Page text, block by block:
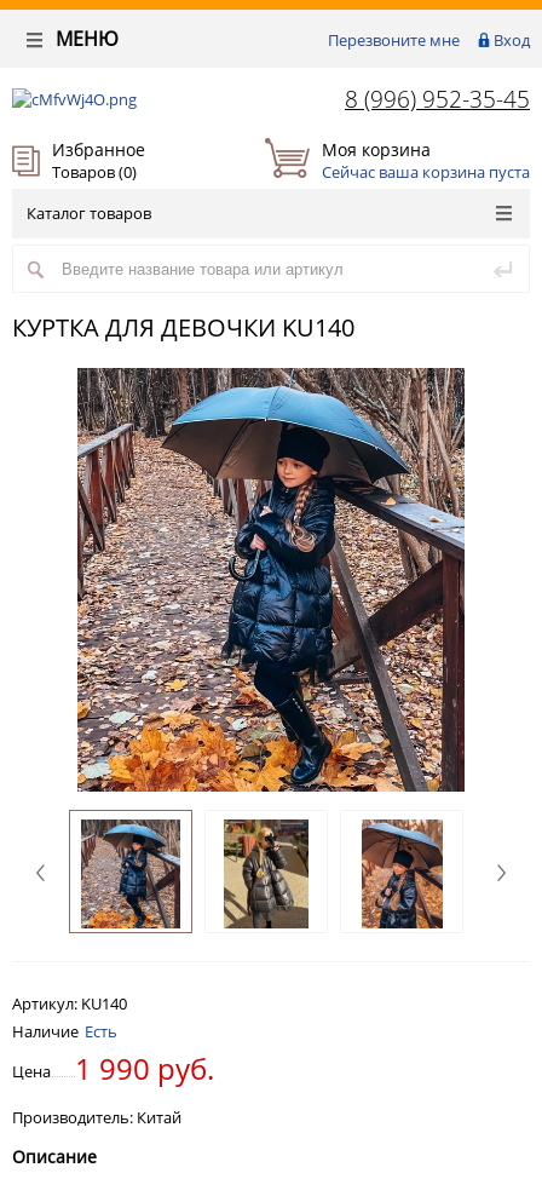
Перезвоните мне Вход
МЕНЮ
8 (996) 952-35-45
Избранное
Товаров (0)
Моя корзина
Сейчас ваша корзина пуста
Каталог товаров
КУРТКА ДЛЯ ДЕВОЧКИ KU140
Артикул: KU140
Наличие Есть
Цена
1 990 руб.
Производитель: Китай
Описание